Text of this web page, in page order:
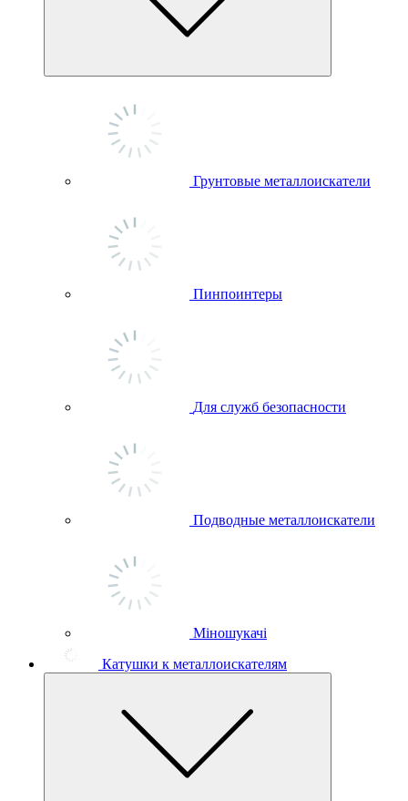
Грунтовые металлоискатели
Пинпоинтеры
Для служб безопасности
Подводные металлоискатели
Міношукачі
Катушки к металлоискателям